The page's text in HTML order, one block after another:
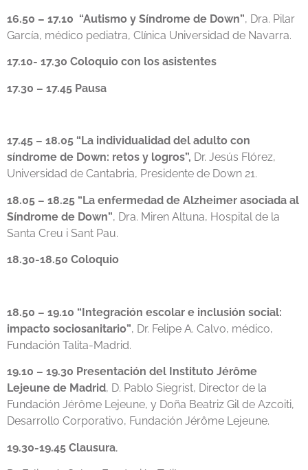
16.50 – 17.10 “Autismo y Síndrome de Down”, Dra. Pilar
García, médico pediatra, Clínica Universidad de Navarra.
17.10- 17.30 Coloquio con los asistentes
17.30 – 17.45 Pausa
17.45 – 18.05 “La individualidad del adulto con
síndrome de Down: retos y logros”, Dr. Jesús Flórez,
Universidad de Cantabria, Presidente de Down 21.
18.05 – 18.25 “La enfermedad de Alzheimer asociada al
Síndrome de Down”, Dra. Miren Altuna, Hospital de la
Santa Creu i Sant Pau.
18.30-18.50 Coloquio
18.50 – 19.10 “Integración escolar e inclusión social:
impacto sociosanitario”, Dr. Felipe A. Calvo, médico,
Fundación Talita-Madrid.
19.10 – 19.30 Presentación del Instituto Jérôme
Lejeune de Madrid, D. Pablo Siegrist, Director de la
Fundación Jérôme Lejeune, y Doña Beatriz Gil de Azcoiti,
Desarrollo Corporativo, Fundación Jérôme Lejeune.
19.30-19.45 Clausura,